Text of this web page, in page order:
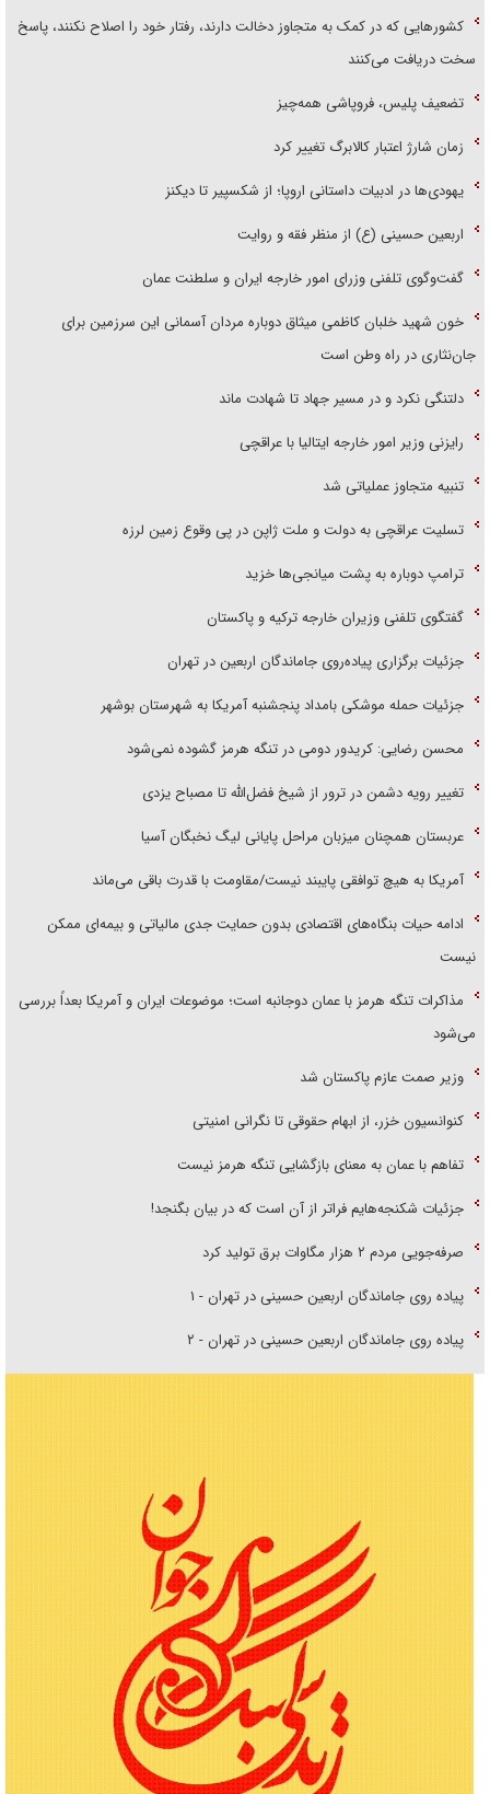
کشور‌هایی که در کمک به متجاوز دخالت دارند، رفتار خود را اصلاح نکنند، پاسخ
سخت دریافت می‌کنند
تضعیف پلیس، فروپاشی همه‌چیز
زمان شارژ اعتبار کالابرگ تغییر کرد
یهودی‌ها در ادبیات داستانی اروپا؛ از شکسپیر تا دیکنز
اربعین حسینی (ع) از منظر فقه و روایت
گفت‌وگوی تلفنی وزرای امور خارجه ایران و سلطنت عمان
خون شهید خلبان کاظمی میثاق دوباره مردان آسمانی این سرزمین برای
جان‌نثاری در راه وطن است
دلتنگی نکرد و در مسیر جهاد تا شهادت ماند
رایزنی وزیر امور خارجه ایتالیا با عراقچی
تنبیه متجاوز عملیاتی شد
تسلیت عراقچی به دولت و ملت ژاپن در پی وقوع زمین لرزه
ترامپ دوباره به پشت میانجی‌ها خزید
گفتگوی تلفنی وزیران خارجه ترکیه و پاکستان
جزئیات برگزاری پیاده‌روی جاماندگان اربعین در تهران
جزئیات حمله موشکی بامداد پنجشنبه آمریکا به شهرستان بوشهر
محسن رضایی: کریدور دومی در تنگه هرمز گشوده نمی‌شود
تغییر رویه دشمن در ترور از شیخ فضل‌الله تا مصباح یزدی
عربستان همچنان میزبان مراحل پایانی لیگ نخبگان آسیا
آمریکا به هیچ توافقی پایبند نیست/مقاومت با قدرت باقی می‌ماند
ادامه حیات بنگاه‌های اقتصادی بدون حمایت جدی مالیاتی و بیمه‌ای ممکن
نیست
مذاکرات تنگه هرمز با عمان دوجانبه است؛ موضوعات ایران و آمریکا بعداً بررسی
می‌شود
وزیر صمت عازم پاکستان شد
کنوانسیون خزر، از ابهام حقوقی تا نگرانی امنیتی
تفاهم با عمان به معنای بازگشایی تنگه هرمز نیست
جزئیات شکنجه‌هایم فراتر از آن است که در بیان بگنجد!
صرفه‌جویی مردم ۲ هزار مگاوات برق تولید کرد
پیاده روی جاماندگان اربعین حسینی در تهران - ۱
پیاده روی جاماندگان اربعین حسینی در تهران - ۲